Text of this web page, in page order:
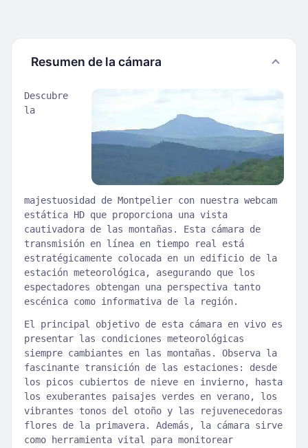
Resumen de la cámara
Descubre
la
majestuosidad de Montpelier con nuestra webcam
estática HD que proporciona una vista
cautivadora de las montañas. Esta cámara de
transmisión en línea en tiempo real está
estratégicamente colocada en un edificio de la
estación meteorológica, asegurando que los
espectadores obtengan una perspectiva tanto
escénica como informativa de la región.
El principal objetivo de esta cámara en vivo es
presentar las condiciones meteorológicas
siempre cambiantes en las montañas. Observa la
fascinante transición de las estaciones: desde
los picos cubiertos de nieve en invierno, hasta
los exuberantes paisajes verdes en verano, los
vibrantes tonos del otoño y las rejuvenecedoras
flores de la primavera. Además, la cámara sirve
como herramienta vital para monitorear